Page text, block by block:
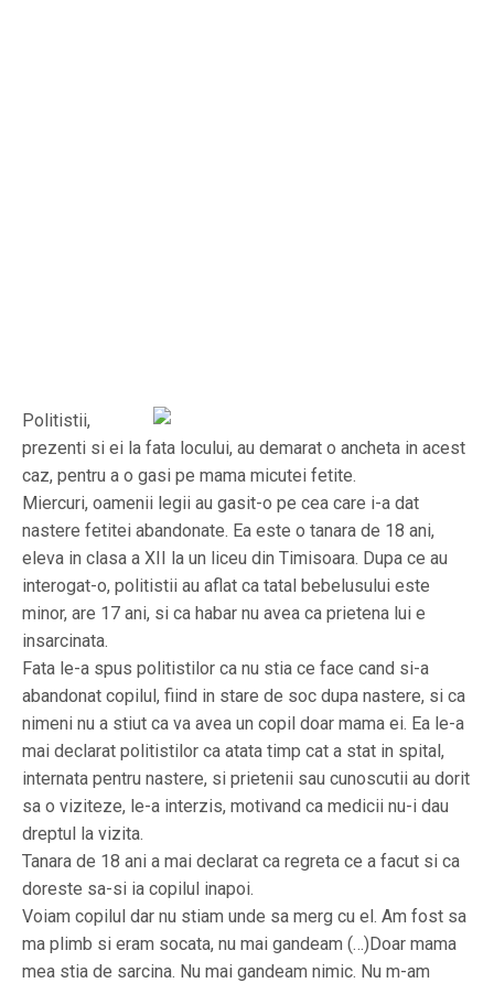
Politistii,
prezenti si ei la fata locului, au demarat o ancheta in acest
caz, pentru a o gasi pe mama micutei fetite.
Miercuri, oamenii legii au gasit-o pe cea care i-a dat
nastere fetitei abandonate. Ea este o tanara de 18 ani,
eleva in clasa a XII la un liceu din Timisoara. Dupa ce au
interogat-o, politistii au aflat ca tatal bebelusului este
minor, are 17 ani, si ca habar nu avea ca prietena lui e
insarcinata.
Fata le-a spus politistilor ca nu stia ce face cand si-a
abandonat copilul, fiind in stare de soc dupa nastere, si ca
nimeni nu a stiut ca va avea un copil doar mama ei. Ea le-a
mai declarat politistilor ca atata timp cat a stat in spital,
internata pentru nastere, si prietenii sau cunoscutii au dorit
sa o viziteze, le-a interzis, motivand ca medicii nu-i dau
dreptul la vizita.
Tanara de 18 ani a mai declarat ca regreta ce a facut si ca
doreste sa-si ia copilul inapoi.
Voiam copilul dar nu stiam unde sa merg cu el. Am fost sa
ma plimb si eram socata, nu mai gandeam (…)Doar mama
mea stia de sarcina. Nu mai gandeam nimic. Nu m-am